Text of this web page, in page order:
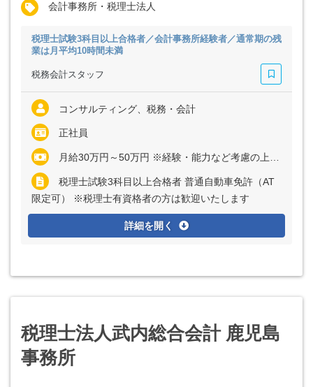
会計事務所・税理士法人
税理士試験3科目以上合格者／会計事務所経験者／通常期の残
業は月平均10時間未満
税務会計スタッフ
コンサルティング、税務・会計
正社員
月給30万円～50万円 ※経験・能力など考慮の上、決定いたします ※残業代は全額支給
税理士試験3科目以上合格者 普通自動車免許（AT
限定可） ※税理士有資格者の方は歓迎いたします
詳細を開く
税理士法人武内総合会計 鹿児島
事務所